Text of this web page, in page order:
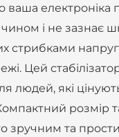
ваша
і не зазнає
стрибками
Цей
людей, які цінують
розмір
зручним та